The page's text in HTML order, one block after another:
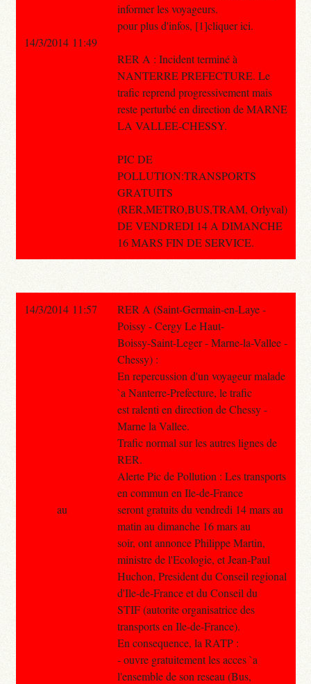
informer les voyageurs.
pour plus d'infos, [1]cliquer ici.
RER A : Incident terminé à
NANTERRE PREFECTURE. Le
trafic reprend progressivement mais
reste perturbé en direction de MARNE
LA VALLEE-CHESSY.
PIC DE
POLLUTION:TRANSPORTS
GRATUITS
(RER,METRO,BUS,TRAM, Orlyval)
DE VENDREDI 14 A DIMANCHE
16 MARS FIN DE SERVICE.
14/3/2014 11:49
14/3/2014 11:57
RER A (Saint-Germain-en-Laye -
Poissy - Cergy Le Haut-
Boissy-Saint-Leger - Marne-la-Vallee -
Chessy) :
En repercussion d'un voyageur malade
`a Nanterre-Prefecture, le trafic
est ralenti en direction de Chessy -
Marne la Vallee.
Trafic normal sur les autres lignes de
RER.
Alerte Pic de Pollution : Les transports
en commun en Ile-de-France
seront gratuits du vendredi 14 mars au
matin au dimanche 16 mars au
soir, ont annonce Philippe Martin,
ministre de l'Ecologie, et Jean-Paul
Huchon, President du Conseil regional
d'Ile-de-France et du Conseil du
STIF (autorite organisatrice des
transports en Ile-de-France).
En consequence, la RATP :
- ouvre gratuitement les acces `a
l'ensemble de son reseau (Bus,
au